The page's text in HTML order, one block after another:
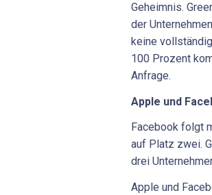
Geheimnis.
der
keine
100 Prozent
Anfrage.
Apple und
Facebook folgt
auf Platz zwei.
drei
Apple und